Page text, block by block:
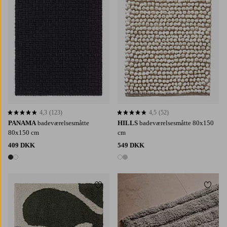
PANAMA badeværelsesmåtte
80x150 cm
409 DKK
2 farver
4,3 baseret på 123 bedømmelser
4,3 (123)
HILLS badeværelsesmåtte 80x150
cm
549 DKK
2 farver
4,5 baseret på 52 bedømmelser
4,5 (52)
Tilføj til favoritter
60X90
Tilføj
80X12080X150